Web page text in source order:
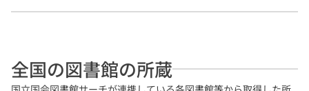
全国の図書館の所蔵